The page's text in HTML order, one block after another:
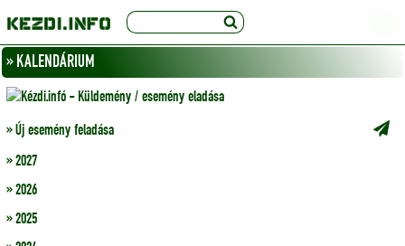
» KALENDÁRIUM
» Új esemény feladása
» 2027
» 2026
» 2025